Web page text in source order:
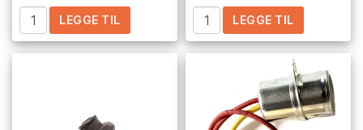
LEGGE TIL LEGGE TIL